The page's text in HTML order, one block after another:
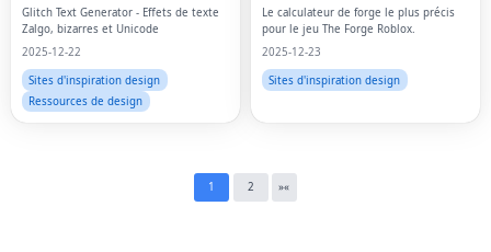
Glitch Text Generator - Effets de texte
Zalgo, bizarres et Unicode
2025-12-22
Sites d'inspiration design
Ressources de design
Le calculateur de forge le plus précis
pour le jeu The Forge Roblox.
2025-12-23
Sites d'inspiration design
1 2 »«